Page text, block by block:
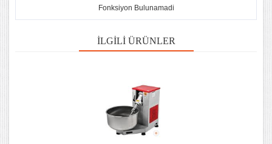
Fonksiyon Bulunamadi
İLGILI ÜRÜNLER